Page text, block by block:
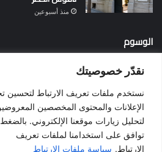
نقدّر خصوصيتك
نستخدم ملفات تعريف الارتباط لتحسين
الإعلانات والمحتوى المخصصين
لتحليل زيارات موقعنا الإلكتروني.
توافق على استخدامنا لملفات تعريف
الارتباط. سياسة ملفات الارتباط
منذ أسبوعين
الوسوم
أخبار إسبانيا إسبانيا
الجالية المغربية الجنسية الإسبانية
المغرب المهاجرين الهجرة
بيدرو سانشيز فالنسيا فيضانات